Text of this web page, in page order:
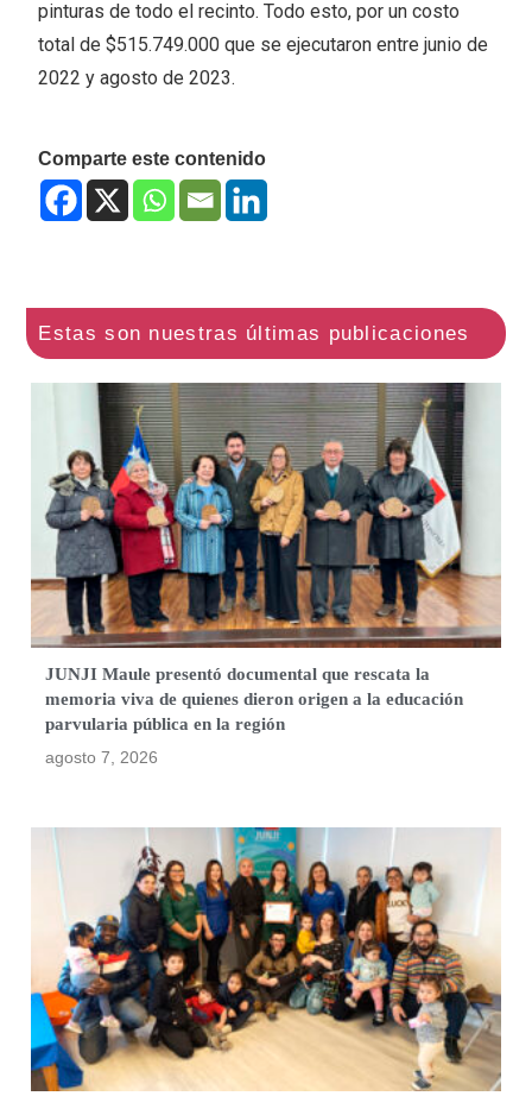
pinturas de todo el recinto. Todo esto, por un costo
total de $515.749.000 que se ejecutaron entre junio de
2022 y agosto de 2023.
Comparte este contenido
JUNJI Maule presentó documental que rescata la
memoria viva de quienes dieron origen a la educación
parvularia pública en la región
agosto 7, 2026